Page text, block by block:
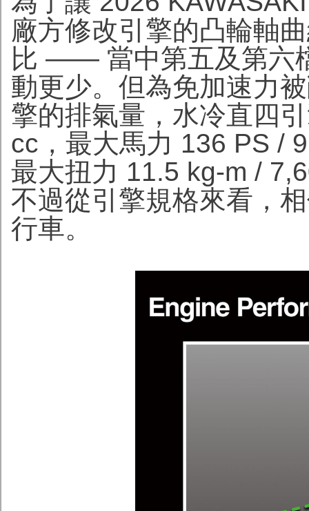
廠方修改引擎的凸輪軸
比 —— 當中第五及第六
動更少。但為免加速力
擎的排氣量，水冷直四
cc，最大馬力 136 PS /
最大扭力 11.5 kg-m /
不過從引擎規格來看，
行車。